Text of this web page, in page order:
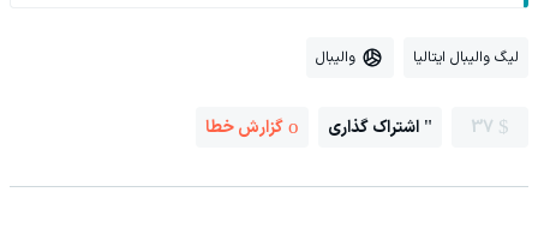
لیگ والیبال ایتالیا والیبال
37 اشتراک گذاری گزارش خطا